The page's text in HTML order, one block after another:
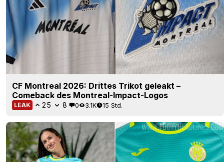
CF Montreal 2026: Drittes Trikot geleakt –
Comeback des Montreal-Impact-Logos
LEAK 25 8 0 3.1K 15 Std.